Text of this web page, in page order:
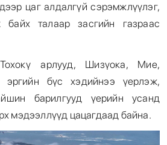
цаг алдалгүй сэрэмжлүүлэг,
байх талаар засгийн газраас
арлууд, Шизүока, Мие,
бүс хэдийнээ үерлэж,
барилгууд үерийн усанд
мэдээллүүд цацагдаад байна.